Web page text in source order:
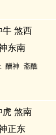
牛 煞西
东南
酬神 斋醮
虎 煞南
正东